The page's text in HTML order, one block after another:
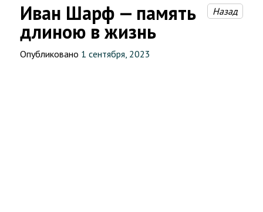
Иван Шарф — память
длиною в жизнь
Назад
Опубликовано 1 сентября, 2023